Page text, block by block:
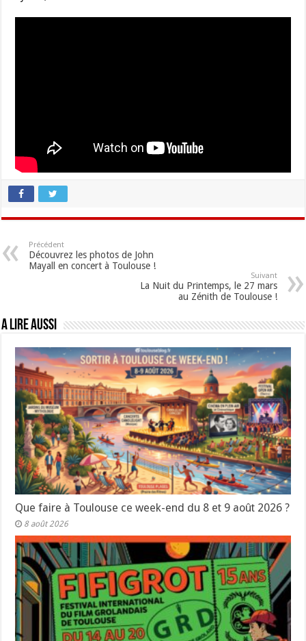
Précédent
Découvrez les photos de John
Mayall en concert à Toulouse !
Suivant
La Nuit du Printemps, le 27 mars
au Zénith de Toulouse !
A lire aussi
Que faire à Toulouse ce week-end du 8 et 9 août 2026 ?
8 août 2026